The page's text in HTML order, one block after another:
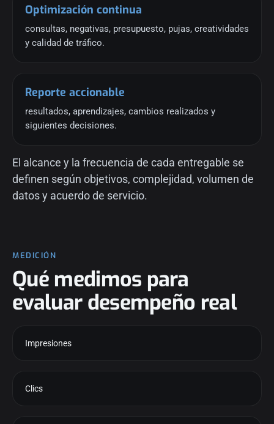
Optimización continua
consultas, negativas, presupuesto, pujas, creatividades
y calidad de tráfico.
Reporte accionable
resultados, aprendizajes, cambios realizados y
siguientes decisiones.
El alcance y la frecuencia de cada entregable se
definen según objetivos, complejidad, volumen de
datos y acuerdo de servicio.
MEDICIÓN
Qué medimos para
evaluar desempeño real
Impresiones
Clics